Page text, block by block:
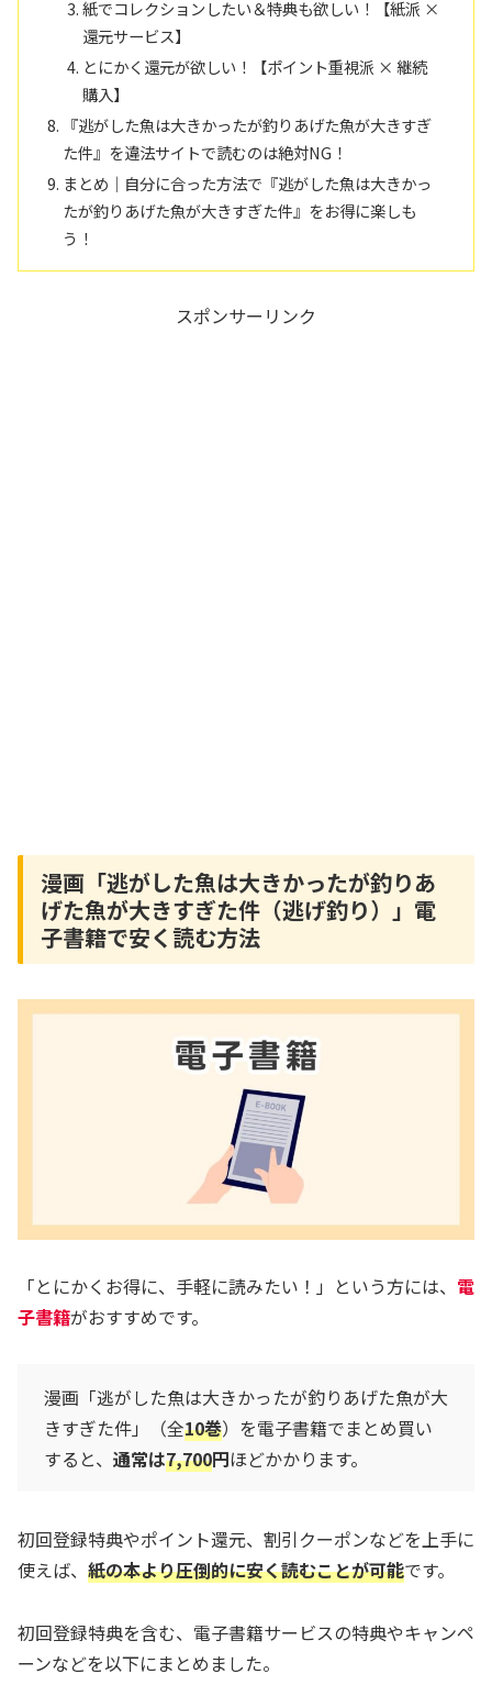
紙でコレクションしたい＆特典も欲しい！【紙派 ×
還元サービス】
とにかく還元が欲しい！【ポイント重視派 × 継続
購入】
『逃がした魚は大きかったが釣りあげた魚が大きすぎ
た件』を違法サイトで読むのは絶対NG！
まとめ｜自分に合った方法で『逃がした魚は大きかっ
たが釣りあげた魚が大きすぎた件』をお得に楽しも
う！
スポンサーリンク
漫画「逃がした魚は大きかったが釣りあ
げた魚が大きすぎた件（逃げ釣り）」電
子書籍で安く読む方法
「とにかくお得に、手軽に読みたい！」という方には、 電
子書籍がおすすめです。
漫画「逃がした魚は大きかったが釣りあげた魚が大
きすぎた件」（全10巻）を電子書籍でまとめ買い
すると、 通常は7,700円ほどかかります。
初回登録特典やポイント還元、割引クーポンなどを上手に
使えば、 紙の本より圧倒的に安く読むことが可能です。
初回登録特典を含む、電子書籍サービスの特典やキャンペ
ーンなどを以下にまとめました。